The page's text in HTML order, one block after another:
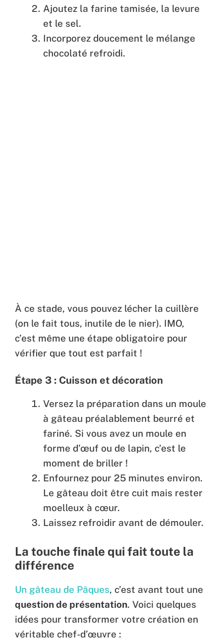
Ajoutez la farine tamisée, la levure
et le sel.
Incorporez doucement le mélange
chocolaté refroidi.
À ce stade, vous pouvez lécher la cuillère
(on le fait tous, inutile de le nier). IMO,
c’est même une étape obligatoire pour
vérifier que tout est parfait !
Étape 3 : Cuisson et décoration
Versez la préparation dans un moule
à gâteau préalablement beurré et
fariné. Si vous avez un moule en
forme d’œuf ou de lapin, c’est le
moment de briller !
Enfournez pour 25 minutes environ.
Le gâteau doit être cuit mais rester
moelleux à cœur.
Laissez refroidir avant de démouler.
La touche finale qui fait toute la
différence
Un gâteau de Pâques, c’est avant tout une
question de présentation. Voici quelques
idées pour transformer votre création en
véritable chef-d’œuvre :